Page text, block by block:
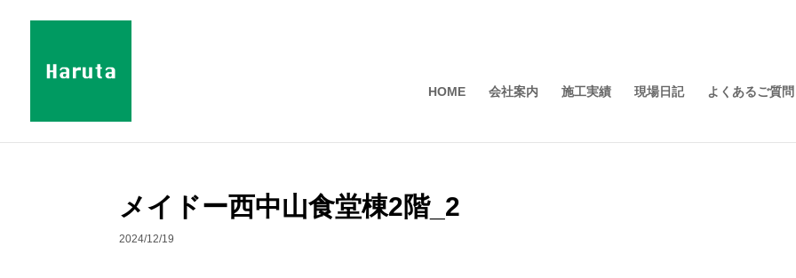
HOME 会社案内 施工実績 現場日記 よくあるご質問
メイドー西中山食堂棟2階_2
2024/12/19